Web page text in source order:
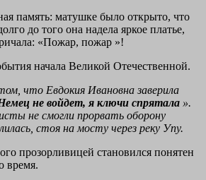
память: матушке было открыто, что
до того она надела яркое платье,
«Пожар, пожар »!
начала Великой Отечественной.
что Евдокия Ивановна заверила
не войдет, я ключи спрятала ».
не смогли прорвать оборону
стоя на мосту через реку Упу.
прозорливицей становился понятен
время.